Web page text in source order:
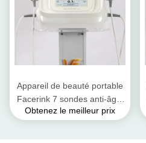
Appareil de beauté portable
Facerink 7 sondes anti-âge,
ultrasons, raffermissement
Obtenez le meilleur prix